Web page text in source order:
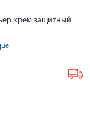
крем защитный